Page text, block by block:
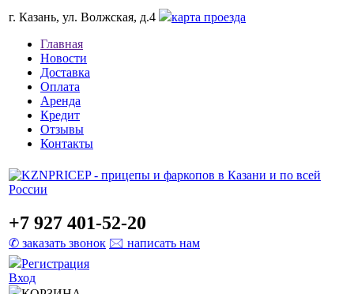
г. Казань, ул. Волжская, д.4
карта проезда
Главная
Новости
Доставка
Оплата
Аренда
Кредит
Отзывы
Контакты
+7 927 401-52-20
✆ заказать звонок 🖂 написать нам
Регистрация
Вход